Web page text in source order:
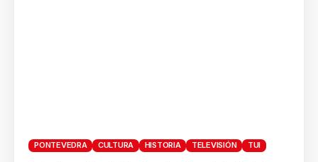
PONTEVEDRA CULTURA HISTORIA TELEVISIÓN TUI